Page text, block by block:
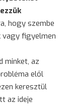
hogy szembe
vagy figyelmen
minket, az
elől
keresztül
az ideje